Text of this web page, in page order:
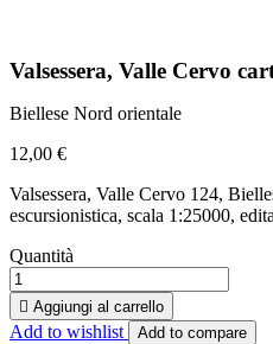
Valsessera, Valle Cervo
Biellese Nord orientale
12,00 €
Valsessera, Valle Cervo 124,
escursionistica, scala 1:25000,
Quantità
 Aggiungi al carrello
Add to wishlist
Add to compare